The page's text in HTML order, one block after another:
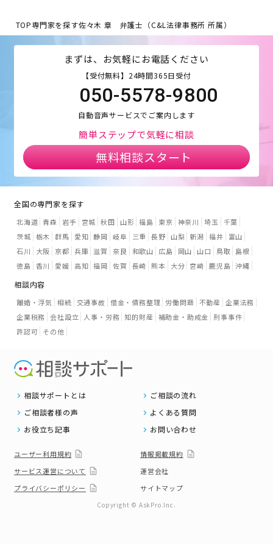
TOP専門家を探す佐々木 章 弁護士（C&L法律事務所 所属）
まずは、お気軽にお電話ください
【受付無料】24時間365日受付
050-5578-9800
自動音声サービスでご案内します
簡単ステップで気軽に相談
無料相談スタート
全国の専門家を探す
北海道 青森 岩手 宮城 秋田 山形 福島 東京 神奈川 埼玉
千葉
茨城 栃木 群馬 愛知 静岡 岐阜 三重 長野 山梨 新潟 福井
富山
石川
大阪 京都 兵庫 滋賀 奈良 和歌山 広島 岡山 山口 鳥取
島根
徳島 香川 愛媛 高知 福岡 佐賀 長崎 熊本 大分 宮崎 鹿児島 沖縄
相談内容
離婚・浮気 相続 交通事故 借金・債務整理 労働問題 不動産 企業法務
企業税務 会社設立 人事・労務 知的財産 補助金・助成金 刑事事件
許認可 その他
相談サポートとは
ご相談の流れ
ご相談者様の声
よくある質問
お役立ち記事
お問い合わせ
ユーザー利用規約
情報掲載規約
サービス運営について
運営会社
プライバシーポリシー
サイトマップ
Copyright © AskPro.Inc.